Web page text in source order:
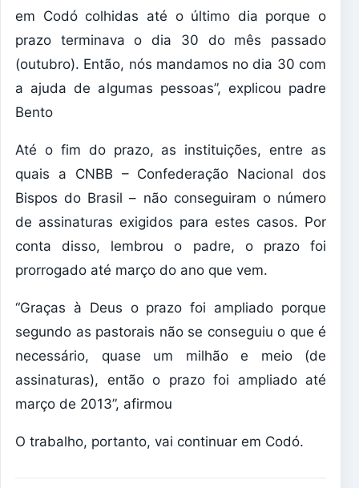
em Codó colhidas até o último dia porque o
prazo terminava o dia 30 do mês passado
(outubro). Então, nós mandamos no dia 30 com
a ajuda de algumas pessoas”, explicou padre
Bento
Até o fim do prazo, as instituições, entre as
quais a CNBB – Confederação Nacional dos
Bispos do Brasil – não conseguiram o número
de assinaturas exigidos para estes casos. Por
conta disso, lembrou o padre, o prazo foi
prorrogado até março do ano que vem.
“Graças à Deus o prazo foi ampliado porque
segundo as pastorais não se conseguiu o que é
necessário, quase um milhão e meio (de
assinaturas), então o prazo foi ampliado até
março de 2013”, afirmou
O trabalho, portanto, vai continuar em Codó.